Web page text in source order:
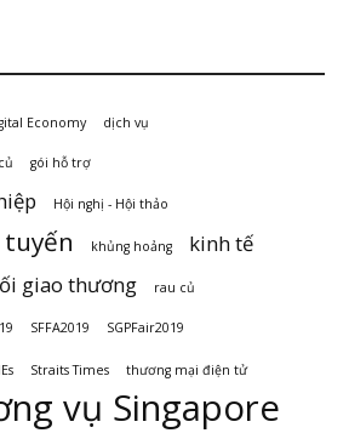
Economy dịch vụ
gói hỗ trợ
Hội nghị - Hội thảo
khủng hoảng
kinh tế
giao thương rau củ
SFFA2019 SGPFair2019
Straits Times thương mại điện tử
vụ Singapore